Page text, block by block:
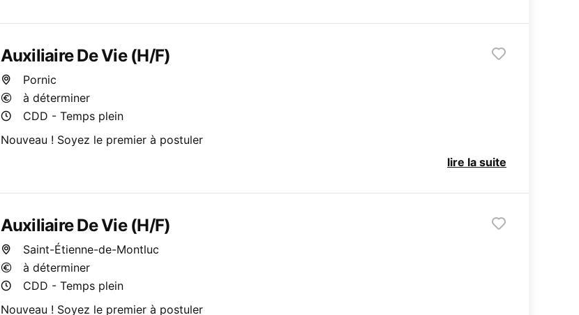
Auxiliaire De Vie (H/F)
Pornic
à déterminer
CDD - Temps plein
Nouveau ! Soyez le premier à postuler
lire la suite
Auxiliaire De Vie (H/F)
Saint-Étienne-de-Montluc
à déterminer
CDD - Temps plein
Nouveau ! Soyez le premier à postuler